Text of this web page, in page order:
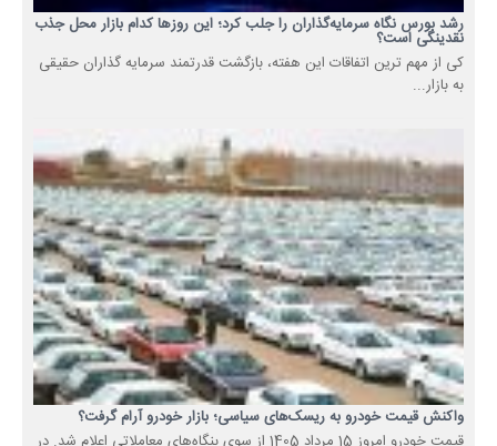
رشد بورس نگاه سرمایه‌گذاران را جلب کرد؛ این روزها کدام بازار محل جذب
نقدینگی است؟
کی از مهم ترین اتفاقات این هفته، بازگشت قدرتمند سرمایه گذاران حقیقی
به بازار...
واکنش قیمت خودرو به ریسک‌های سیاسی؛ بازار خودرو آرام گرفت؟